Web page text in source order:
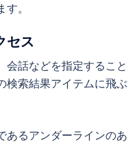
。
セス
会話などを指定すること
検索結果アイテムに飛ぶ
あるアンダーラインのあ